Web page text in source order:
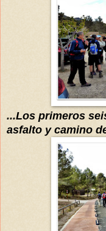
...Los primeros sei
asfalto y camino